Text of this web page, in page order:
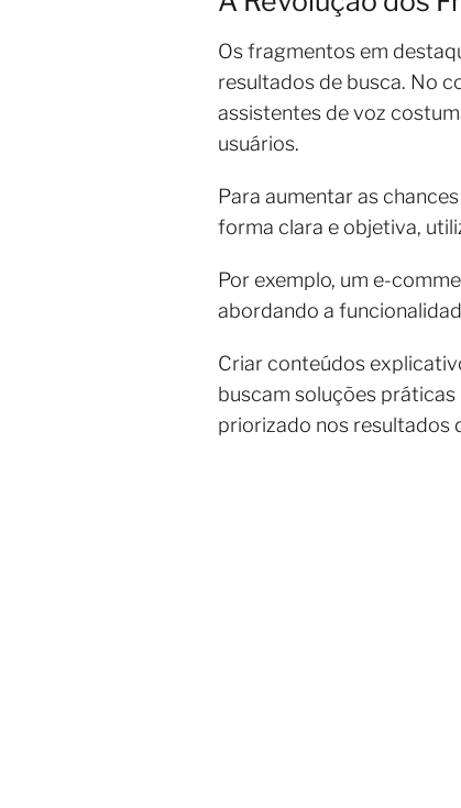
Os fragmentos em
resultados de busca. No
assistentes de voz
usuários.
Para aumentar as
forma clara e objetiva,
Por exemplo, um e-
abordando a
Criar conteúdos
buscam soluções
priorizado nos resultados